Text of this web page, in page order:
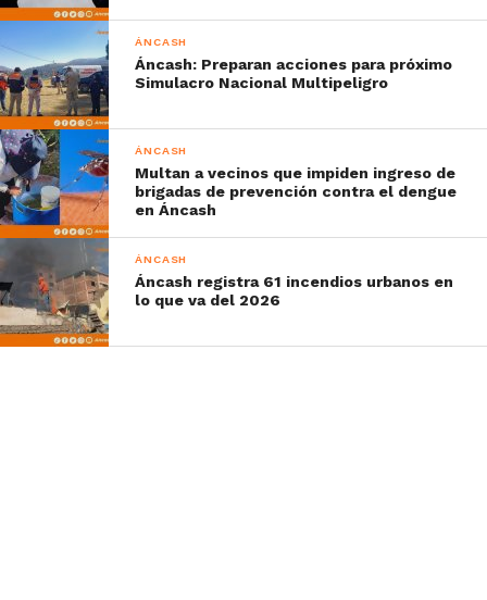
ÁNCASH
Áncash: Preparan acciones para próximo
Simulacro Nacional Multipeligro
ÁNCASH
Multan a vecinos que impiden ingreso de
brigadas de prevención contra el dengue
en Áncash
ÁNCASH
Áncash registra 61 incendios urbanos en
lo que va del 2026